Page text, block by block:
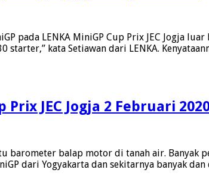
pada LENKA MiniGP Cup Prix JEC Jogja
starter,” kata Setiawan dari LENKA.
Prix JEC Jogja 2 Februari
barometer balap motor di tanah air. Banyak
dari Yogyakarta dan sekitarnya banyak